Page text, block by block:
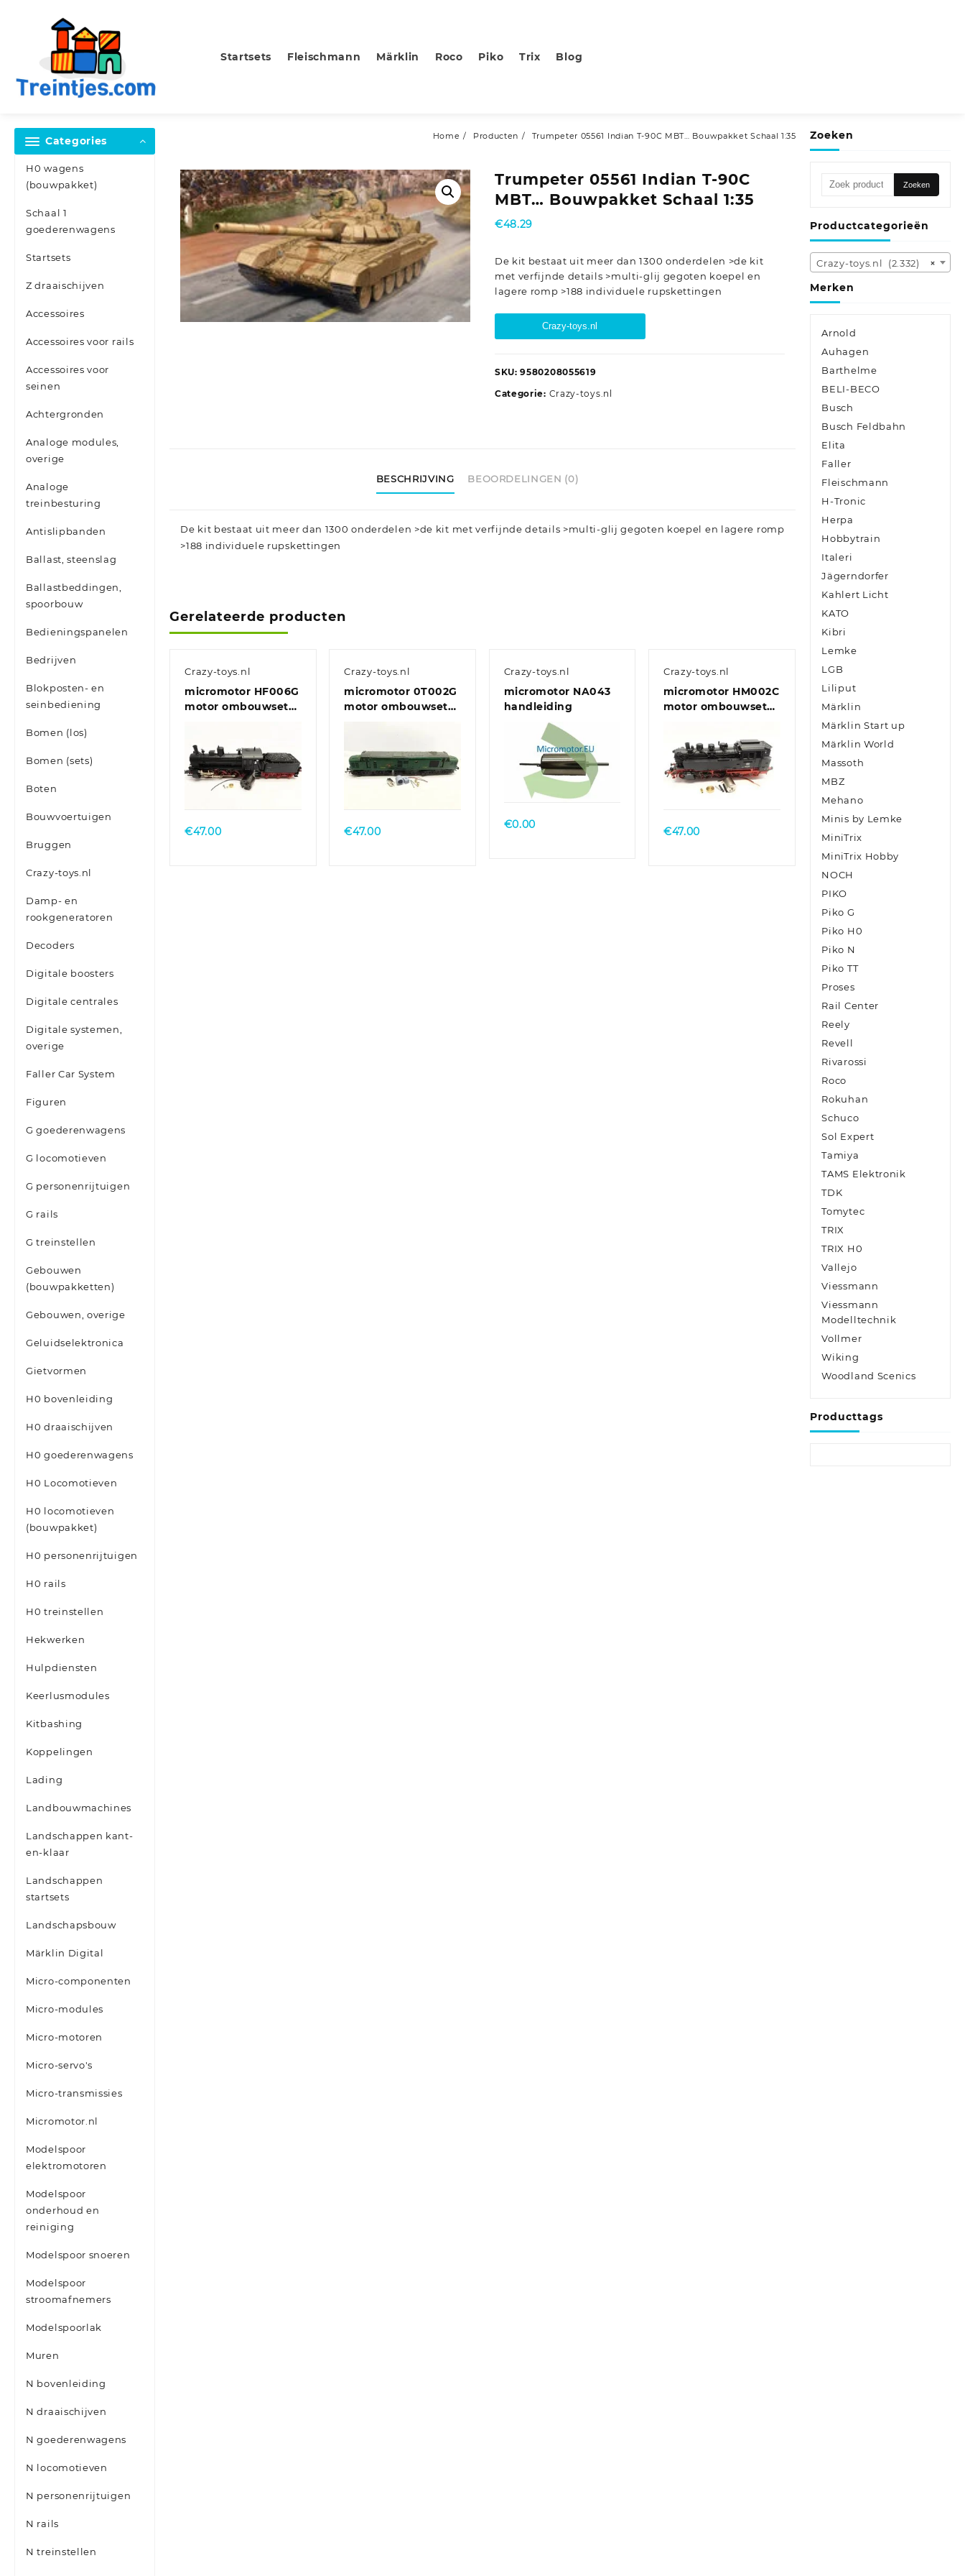
Startsets Fleischmann Märklin Roco Piko Trix Blog
Categories
H0 wagens
(bouwpakket)
Schaal 1
goederenwagens
Startsets
Z draaischijven
Accessoires
Accessoires voor rails
Accessoires voor
seinen
Achtergronden
Analoge modules,
overige
Analoge
treinbesturing
Antislipbanden
Ballast, steenslag
Ballastbeddingen,
spoorbouw
Bedieningspanelen
Bedrijven
Blokposten- en
seinbediening
Bomen (los)
Bomen (sets)
Boten
Bouwvoertuigen
Bruggen
Crazy-toys.nl
Damp- en
rookgeneratoren
Decoders
Digitale boosters
Digitale centrales
Digitale systemen,
overige
Faller Car System
Figuren
G goederenwagens
G locomotieven
G personenrijtuigen
G rails
G treinstellen
Gebouwen
(bouwpakketten)
Gebouwen, overige
Geluidselektronica
Gietvormen
H0 bovenleiding
H0 draaischijven
H0 goederenwagens
H0 Locomotieven
H0 locomotieven
(bouwpakket)
H0 personenrijtuigen
H0 rails
H0 treinstellen
Hekwerken
Hulpdiensten
Keerlusmodules
Kitbashing
Koppelingen
Lading
Landbouwmachines
Landschappen kant-
en-klaar
Landschappen
startsets
Landschapsbouw
Märklin Digital
Micro-componenten
Micro-modules
Micro-motoren
Micro-servo's
Micro-transmissies
Micromotor.nl
Modelspoor
elektromotoren
Modelspoor
onderhoud en
reiniging
Modelspoor snoeren
Modelspoor
stroomafnemers
Modelspoorlak
Muren
N bovenleiding
N draaischijven
N goederenwagens
N locomotieven
N personenrijtuigen
N rails
N treinstellen
Home Producten Trumpeter 05561 Indian T-90C MBT… Bouwpakket Schaal 1:35
Trumpeter 05561 Indian T-90C
MBT… Bouwpakket Schaal 1:35
€48.29
De kit bestaat uit meer dan 1300 onderdelen >de kit
met verfijnde details >multi-glij gegoten koepel en
lagere romp >188 individuele rupskettingen
Crazy-toys.nl
SKU:9580208055619
Categorie: Crazy-toys.nl
BESCHRIJVING BEOORDELINGEN (0)
De kit bestaat uit meer dan 1300 onderdelen >de kit met verfijnde details >multi-glij gegoten koepel en lagere romp
>188 individuele rupskettingen
Gerelateerde producten
Crazy-toys.nl
micromotor HF006G
motor ombouwset
€47.00
Crazy-toys.nl
micromotor 0T002G
motor ombouwset
Class 77-EM2
€47.00
Crazy-toys.nl
micromotor NA043
handleiding
€0.00
Crazy-toys.nl
micromotor HM002C
motor ombouwset
(DB, DRG, NS, ÖBB)
€47.00
Zoeken
Zoeken
Zoeken
Productcategorieën
×
Crazy-toys.nl (2.332)
Merken
Arnold
Auhagen
Barthelme
BELI-BECO
Busch
Busch Feldbahn
Elita
Faller
Fleischmann
H-Tronic
Herpa
Hobbytrain
Italeri
Jägerndorfer
Kahlert Licht
KATO
Kibri
Lemke
LGB
Liliput
Märklin
Märklin Start up
Märklin World
Massoth
MBZ
Mehano
Minis by Lemke
MiniTrix
MiniTrix Hobby
NOCH
PIKO
Piko G
Piko H0
Piko N
Piko TT
Proses
Rail Center
Reely
Revell
Rivarossi
Roco
Rokuhan
Schuco
Sol Expert
Tamiya
TAMS Elektronik
TDK
Tomytec
TRIX
TRIX H0
Vallejo
Viessmann
Viessmann
Modelltechnik
Vollmer
Wiking
Woodland Scenics
Producttags